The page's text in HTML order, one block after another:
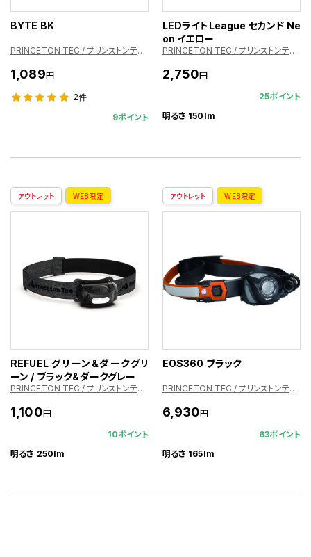
BYTE BK
PRINCETON TEC / プリンストンテック
1,089円
2件
9ポイント
LEDライトLeague セカンド Ne
on イエロー
PRINCETON TEC / プリンストンテック
2,750円
25ポイント
明るさ 150lm
アウトレット WEB限定
REFUEL グリーン&ダークグリ
ーン / ブラック&ダークグレー
PRINCETON TEC / プリンストンテック
1,100円
10ポイント
明るさ 250lm
アウトレット WEB限定
EOS360 ブラック
PRINCETON TEC / プリンストンテック
6,930円
63ポイント
明るさ 165lm